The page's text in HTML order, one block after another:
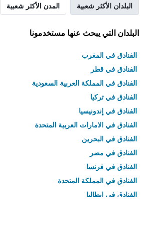
البلدان الأكثر شعبية المدن الأكثر شعبية
البلدان التي يبحث عنها مستخدمونا
الفنادق في المغرب
الفنادق في قطر
الفنادق في المملكة العربية السعودية
الفنادق في تركيا
الفنادق في إندونيسيا
الفنادق في الامارات العربية المتحدة
الفنادق في البحرين
الفنادق في مصر
الفنادق في فرنسا
الفنادق في المملكة المتحدة
الفنادق في إيطاليا